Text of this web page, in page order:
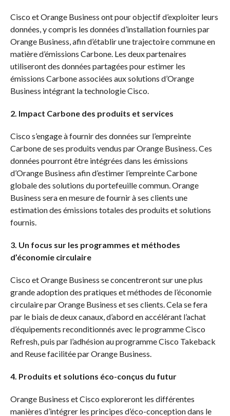
Cisco et Orange Business ont pour objectif d’exploiter leurs
données, y compris les données d’installation fournies par
Orange Business, afin d’établir une trajectoire commune en
matière d’émissions Carbone. Les deux partenaires
utiliseront des données partagées pour estimer les
émissions Carbone associées aux solutions d’Orange
Business intégrant la technologie Cisco.
2. Impact Carbone des produits et services
Cisco s’engage à fournir des données sur l’empreinte
Carbone de ses produits vendus par Orange Business. Ces
données pourront être intégrées dans les émissions
d’Orange Business afin d’estimer l’empreinte Carbone
globale des solutions du portefeuille commun. Orange
Business sera en mesure de fournir à ses clients une
estimation des émissions totales des produits et solutions
fournis.
3. Un focus sur les programmes et méthodes
d’économie circulaire
Cisco et Orange Business se concentreront sur une plus
grande adoption des pratiques et méthodes de l’économie
circulaire par Orange Business et ses clients. Cela se fera
par le biais de deux canaux, d’abord en accélérant l’achat
d’équipements reconditionnés avec le programme Cisco
Refresh, puis par l’adhésion au programme Cisco Takeback
and Reuse facilitée par Orange Business.
4. Produits et solutions éco-conçus du futur
Orange Business et Cisco exploreront les différentes
manières d’intégrer les principes d’éco-conception dans le